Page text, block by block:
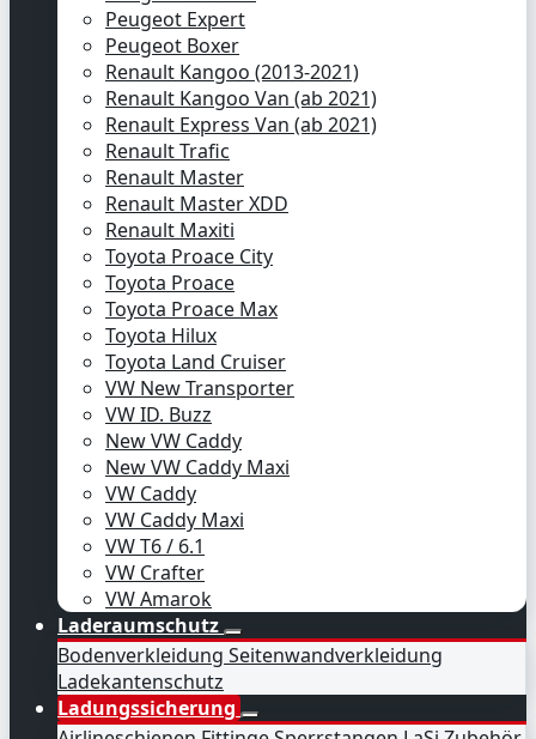
Peugeot Expert
Peugeot Boxer
Renault Kangoo (2013-2021)
Renault Kangoo Van (ab 2021)
Renault Express Van (ab 2021)
Renault Trafic
Renault Master
Renault Master XDD
Renault Maxiti
Toyota Proace City
Toyota Proace
Toyota Proace Max
Toyota Hilux
Toyota Land Cruiser
VW New Transporter
VW ID. Buzz
New VW Caddy
New VW Caddy Maxi
VW Caddy
VW Caddy Maxi
VW T6 / 6.1
VW Crafter
VW Amarok
Laderaumschutz
Bodenverkleidung Seitenwandverkleidung
Ladekantenschutz
Ladungssicherung